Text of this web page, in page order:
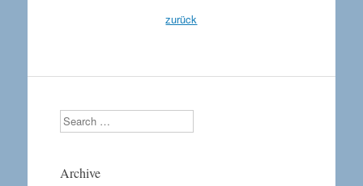
zurück
Search
Archive